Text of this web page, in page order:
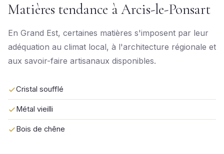
Matières tendance à Arcis-le-Ponsart
En Grand Est, certaines matières s'imposent par leur
adéquation au climat local, à l'architecture régionale et
aux savoir-faire artisanaux disponibles.
Cristal soufflé
Métal vieilli
Bois de chêne